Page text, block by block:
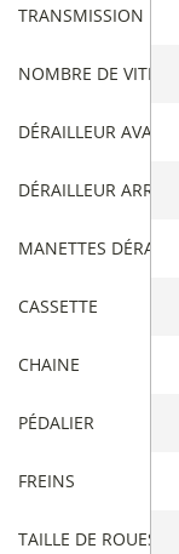
TRANSMISSION
NOMBRE DE
DÉRAILLEUR AVANT
DÉRAILLEUR
MANETTES
CASSETTE
CHAINE
PÉDALIER
FREINS
TAILLE DE ROUES